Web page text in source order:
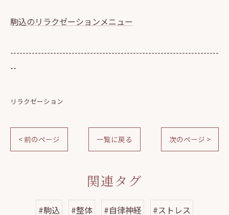
駒込のリラクゼーションメニュー
--------------------------------------------------------------------
--
リラクゼーション
< 前のページ 一覧に戻る 次のページ >
関連タグ
#駒込 #整体 #自律神経 #ストレス